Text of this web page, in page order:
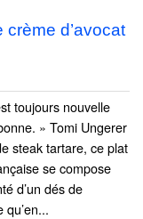
d’avocat
toujours nouvelle
» Tomi Ungerer
steak tartare, ce plat
se compose
d’un dés de